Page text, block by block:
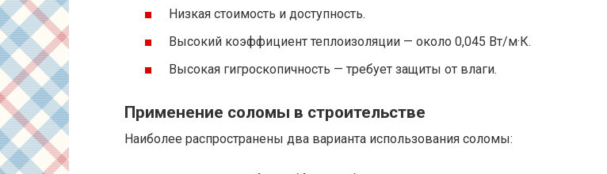
Низкая стоимость и доступность.
Высокий коэффициент теплоизоляции — около 0,045 Вт/м·К.
Высокая гигроскопичность — требует защиты от влаги.
Применение соломы в строительстве
Наиболее распространены два варианта использования соломы: